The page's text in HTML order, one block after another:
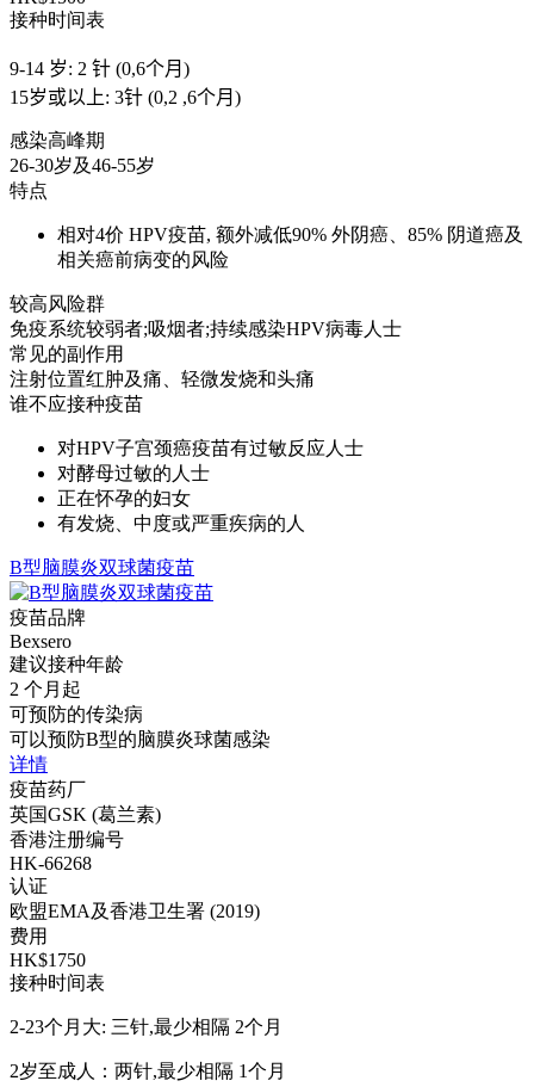
接种时间表
9-14 岁: 2 针 (0,6个月)
15岁或以上: 3针 (0,2 ,6个月)
感染高峰期
26-30岁及46-55岁
特点
相对4价 HPV疫苗, 额外减低90% 外阴癌、85% 阴道癌及
相关癌前病变的风险
较高风险群
免疫系统较弱者;吸烟者;持续感染HPV病毒人士
常见的副作用
注射位置红肿及痛、轻微发烧和头痛
谁不应接种疫苗
对HPV子宫颈癌疫苗有过敏反应人士
对酵母过敏的人士
正在怀孕的妇女
有发烧、中度或严重疾病的人
B型脑膜炎双球菌疫苗
疫苗品牌
Bexsero
建议接种年龄
2 个月起
可预防的传染病
可以预防B型的脑膜炎球菌感染
详情
疫苗药厂
英国GSK (葛兰素)
香港注册编号
HK-66268
认证
欧盟EMA及香港卫生署 (2019)
费用
HK$1750
接种时间表
2-23个月大: 三针,最少相隔 2个月
2岁至成人：两针,最少相隔 1个月